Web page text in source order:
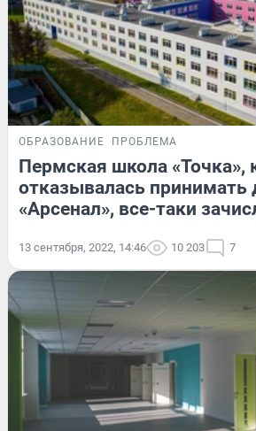
ОБРАЗОВАНИЕ ПРОБЛЕМА
Пермская школа «Точка»,
отказывалась принимать
«Арсенал», все-таки
13 сентября, 2022, 14:46 10 203 7